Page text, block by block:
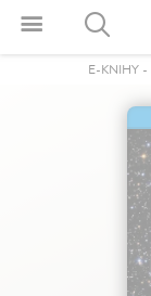
E-KNIHY -